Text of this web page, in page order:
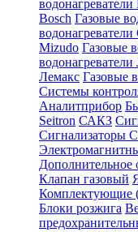
водонагреватели
Bosch Газовые
водонагреватели
Mizudo Газовые
водонагреватели
Лемакс Газовые
Системы
Аналитприбор
Seitron САКЗ
Сигнализаторы
Дополнительное
Клапан газовый
Комплектующие
Блоки розжига